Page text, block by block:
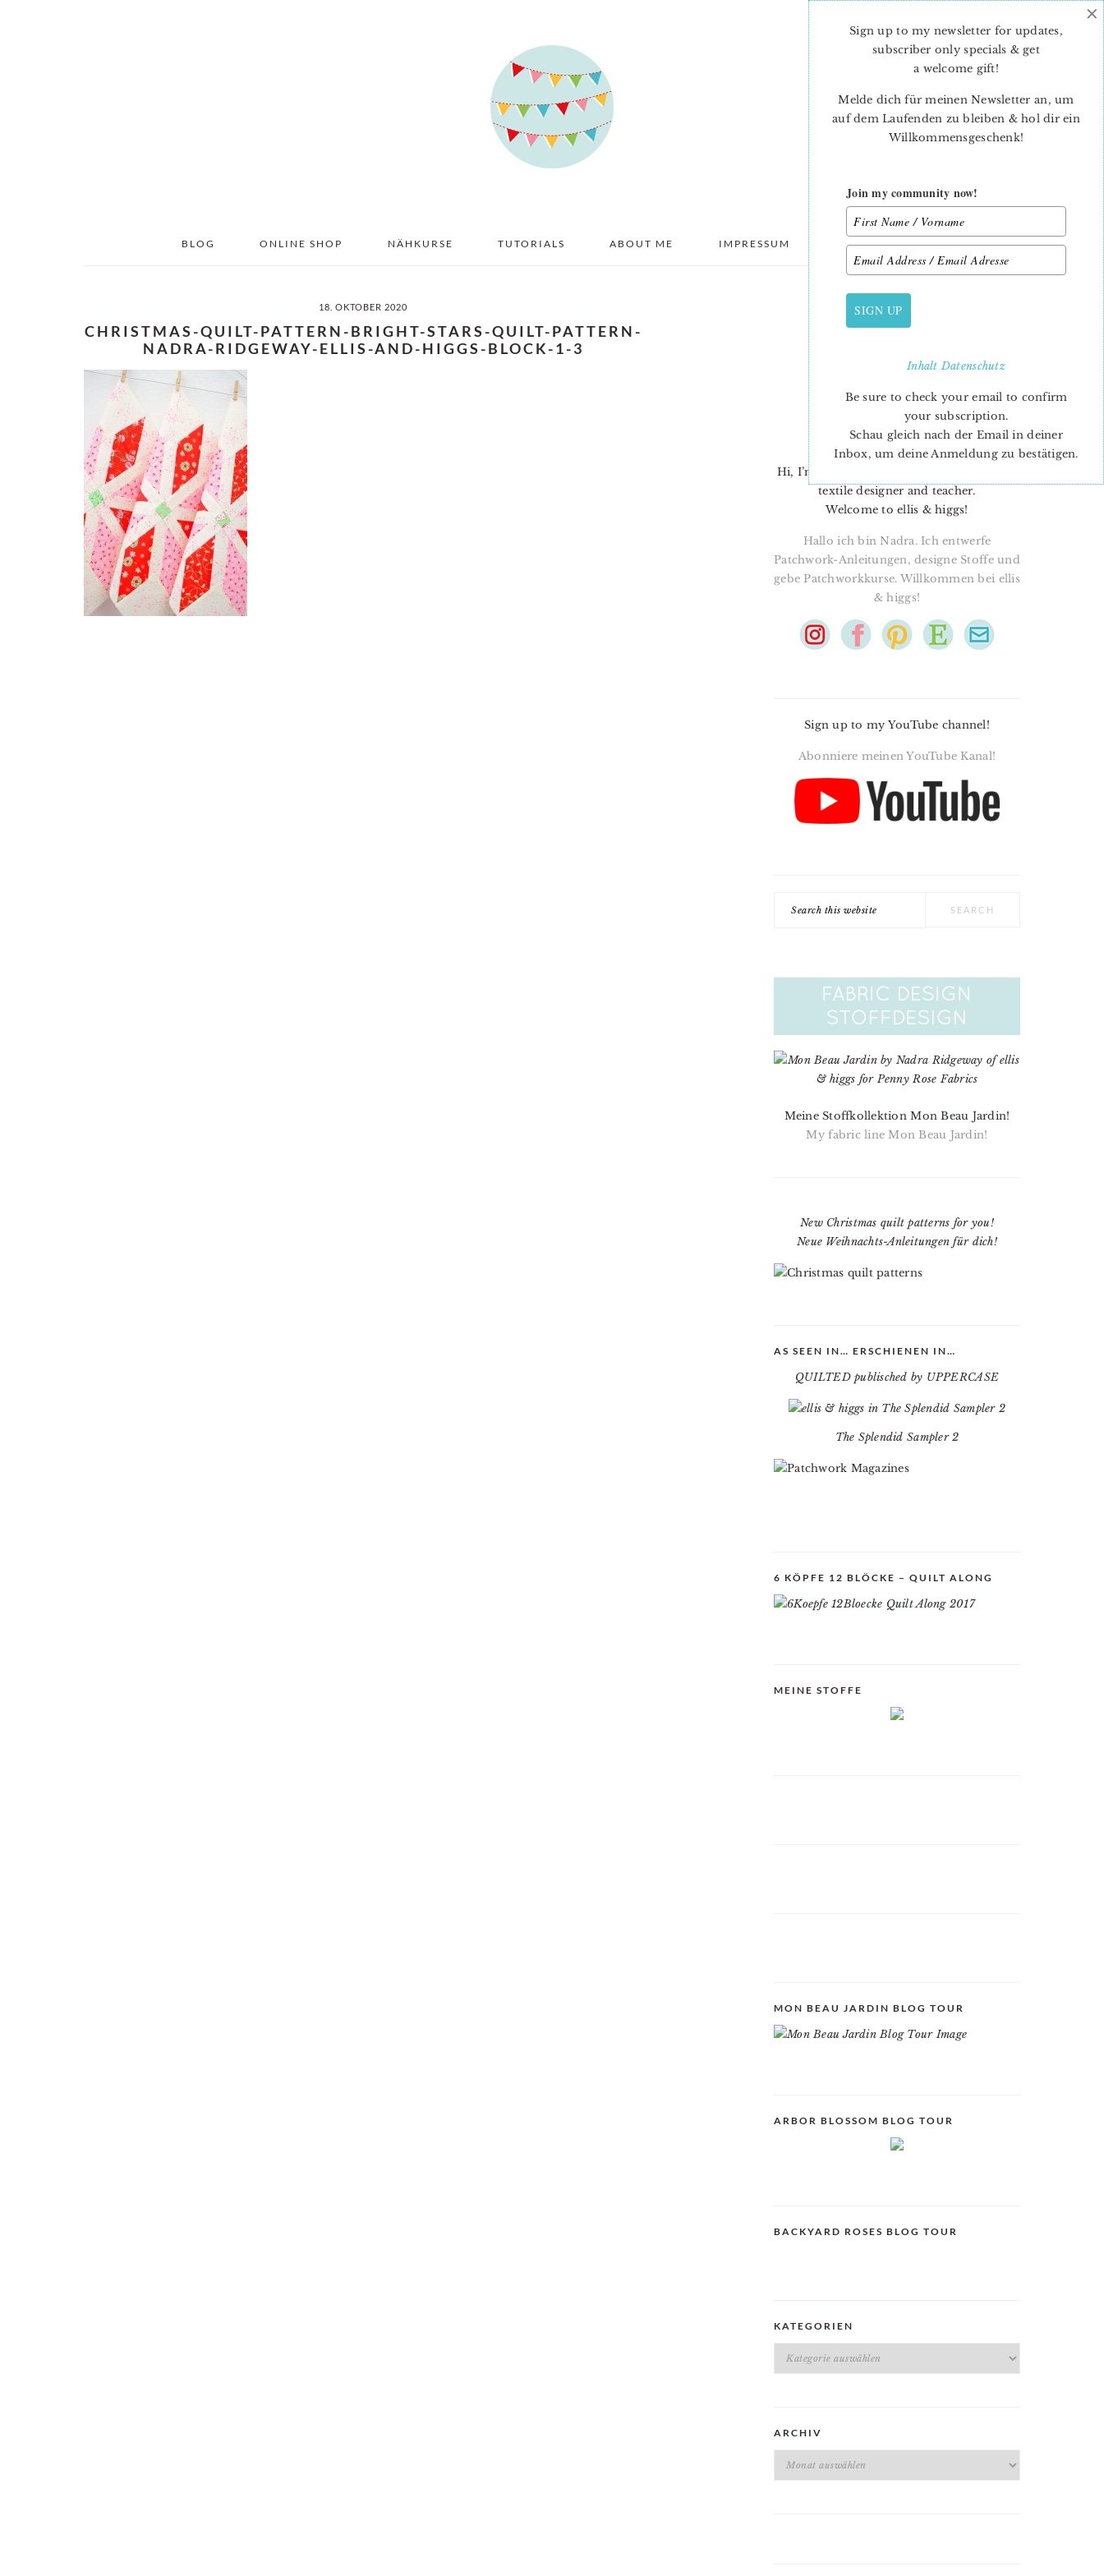
BLOG ONLINE SHOP NÄHKURSE TUTORIALS ABOUT ME IMPRESSUM DATENSCHUTZ
18. OKTOBER 2020
CHRISTMAS-QUILT-PATTERN-BRIGHT-STARS-QUILT-PATTERN-
NADRA-RIDGEWAY-ELLIS-AND-HIGGS-BLOCK-1-3
PRIMARY
SIDEBAR
Hi, I’m Nadra. I’m a quilt pattern designer,
textile designer and teacher.
Welcome to ellis & higgs!
Hallo ich bin Nadra. Ich entwerfe
Patchwork-Anleitungen, designe Stoffe und
gebe Patchworkkurse. Willkommen bei ellis
& higgs!
Sign up to my YouTube channel!
Abonniere meinen YouTube Kanal!
Meine Stoffkollektion Mon Beau Jardin!
My fabric line Mon Beau Jardin!
New Christmas quilt patterns for you!
Neue Weihnachts-Anleitungen für dich!
AS SEEN IN… ERSCHIENEN IN…
QUILTED publisched by UPPERCASE
The Splendid Sampler 2
6 KÖPFE 12 BLÖCKE – QUILT ALONG
MEINE STOFFE
MON BEAU JARDIN BLOG TOUR
ARBOR BLOSSOM BLOG TOUR
BACKYARD ROSES BLOG TOUR
KATEGORIEN
Kategorien
ARCHIV
Archiv
Sign up to my newsletter for updates,
subscriber only specials & get
a welcome gift!
Melde dich für meinen Newsletter an, um
auf dem Laufenden zu bleiben & hol dir ein
Willkommensgeschenk!
Join my community now!
SIGN UP
InhaltDatenschutz
Be sure to check your email to confirm
your subscription.
Schau gleich nach der Email in deiner
Inbox, um deine Anmeldung zu bestätigen.
×